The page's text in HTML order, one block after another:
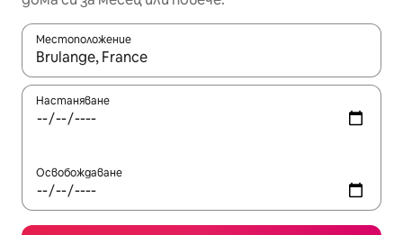
Местоположение
Когато резултатите се покажат, използвайте
Настаняване
Освобождаване